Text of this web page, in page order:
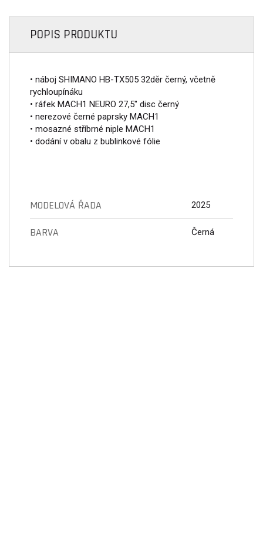
POPIS PRODUKTU
• náboj SHIMANO HB-TX505 32děr černý, včetně
rychloupínáku
• ráfek MACH1 NEURO 27,5" disc černý
• nerezové černé paprsky MACH1
• mosazné stříbrné niple MACH1
• dodání v obalu z bublinkové fólie
MODELOVÁ ŘADA 2025
BARVA Černá